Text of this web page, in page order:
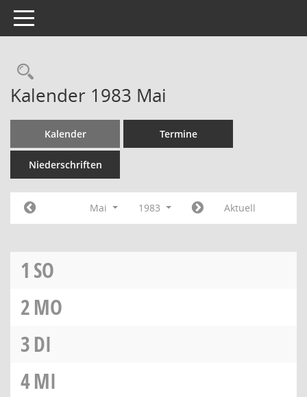
Toggle navigation
Rechercheauswahl
Kalender 1983 Mai
Kalender Termine
Niederschriften
Mai 1983 Aktuell
1 SO
2MO
3DI
4MI